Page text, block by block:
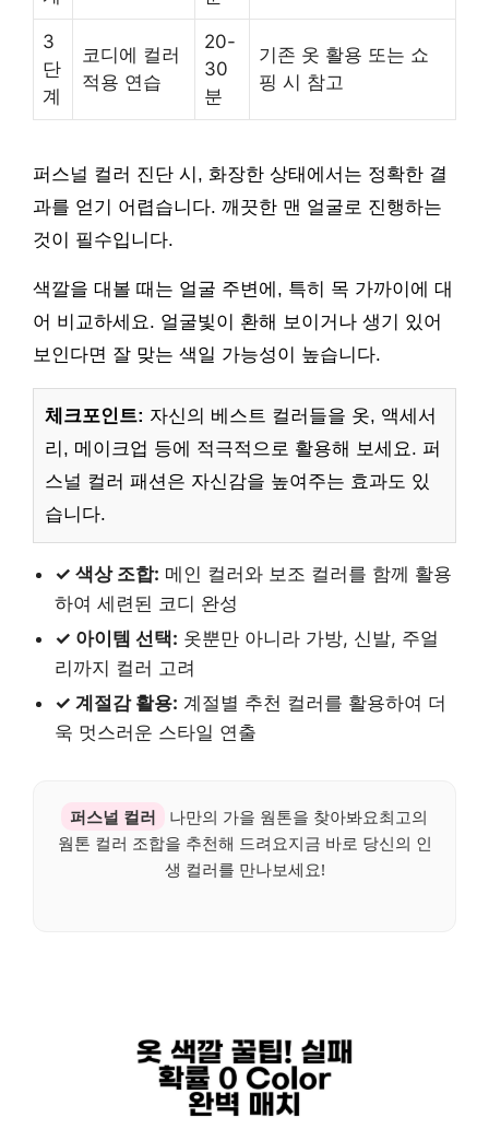
3
단
계
코디에 컬러
적용 연습
20-
30
분
기존 옷 활용 또는 쇼
핑 시 참고
퍼스널 컬러 진단 시, 화장한 상태에서는 정확한 결
과를 얻기 어렵습니다. 깨끗한 맨 얼굴로 진행하는
것이 필수입니다.
색깔을 대볼 때는 얼굴 주변에, 특히 목 가까이에 대
어 비교하세요. 얼굴빛이 환해 보이거나 생기 있어
보인다면 잘 맞는 색일 가능성이 높습니다.
체크포인트: 자신의 베스트 컬러들을 옷, 액세서
리, 메이크업 등에 적극적으로 활용해 보세요. 퍼
스널 컬러 패션은 자신감을 높여주는 효과도 있
습니다.
✓ 색상 조합: 메인 컬러와 보조 컬러를 함께 활용
하여 세련된 코디 완성
✓ 아이템 선택: 옷뿐만 아니라 가방, 신발, 주얼
리까지 컬러 고려
✓ 계절감 활용: 계절별 추천 컬러를 활용하여 더
욱 멋스러운 스타일 연출
퍼스널 컬러
나만의 가을 웜톤을 찾아봐요최고의
웜톤 컬러 조합을 추천해 드려요지금 바로 당신의 인
생 컬러를 만나보세요!